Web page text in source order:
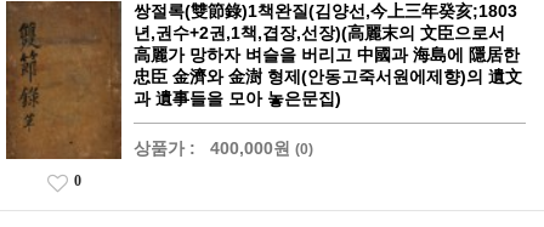
쌍절록(雙節錄)1책완질(김양선,今上三年癸亥;1803
년,권수+2권,1책,겹장,선장)(高麗末의 文臣으로서
高麗가 망하자 벼슬을 버리고 中國과 海島에 隱居한
忠臣 金濟와 金澍 형제(안동고죽서원에제향)의 遺文
과 遺事들을 모아 놓은문집)
상품가 : 400,000원 (0)
0